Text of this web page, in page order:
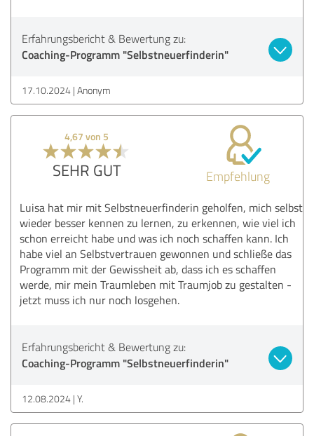
Erfahrungsbericht & Bewertung zu:
Coaching-Programm "Selbstneuerfinderin"
17.10.2024 Anonym
4,67 von 5
SEHR GUT Empfehlung
Luisa hat mir mit Selbstneuerfinderin geholfen, mich selbst
wieder besser kennen zu lernen, zu erkennen, wie viel ich
schon erreicht habe und was ich noch schaffen kann. Ich
habe viel an Selbstvertrauen gewonnen und schließe das
Programm mit der Gewissheit ab, dass ich es schaffen
werde, mir mein Traumleben mit Traumjob zu gestalten -
jetzt muss ich nur noch losgehen.
Erfahrungsbericht & Bewertung zu:
Coaching-Programm "Selbstneuerfinderin"
12.08.2024 Y.